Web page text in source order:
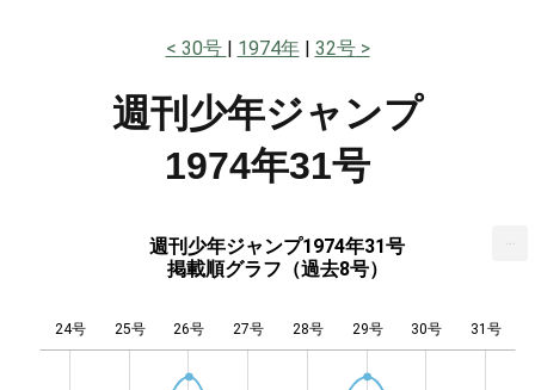
30号 1974年 32号
週刊少年ジャンプ
1974年31号
週刊少年ジャンプ1974年31号
掲載順グラフ（過去8号）
24号 25号 26号 27号 28号 29号 30号 31号